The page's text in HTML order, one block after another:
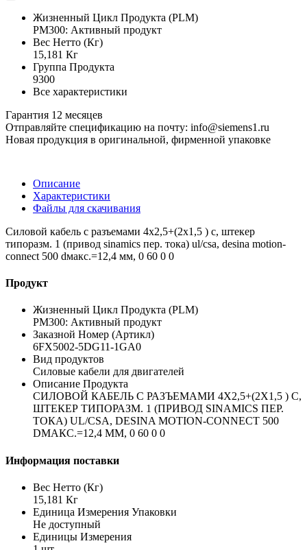
Жизненный Цикл Продукта (PLM)
PM300: Активный продукт
Вес Нетто (Кг)
15,181 Кг
Группа Продукта
9300
Все характеристики
Гарантия 12 месяцев
Отправляйте спецификацию на почту: info@siemens1.ru
Новая продукция в оригинальной, фирменной упаковке
Описание
Характеристики
Файлы для скачивания
Силовой кабель с разъемами 4x2,5+(2x1,5 ) c, штекер
типоразм. 1 (привод sinamics пер. тока) ul/csa, desina motion-
connect 500 dмакс.=12,4 мм, 0 60 0 0
Продукт
Жизненный Цикл Продукта (PLM)
PM300: Активный продукт
Заказной Номер (Артикл)
6FX5002-5DG11-1GA0
Вид продуктов
Силовые кабели для двигателей
Описание Продукта
СИЛОВОЙ КАБЕЛЬ С РАЗЪЕМАМИ 4X2,5+(2X1,5 ) C,
ШТЕКЕР ТИПОРАЗМ. 1 (ПРИВОД SINAMICS ПЕР.
ТОКА) UL/CSA, DESINA MOTION-CONNECT 500
DМАКС.=12,4 ММ, 0 60 0 0
Информация поставки
Вес Нетто (Кг)
15,181 Кг
Единица Измерения Упаковки
Не доступный
Единицы Измерения